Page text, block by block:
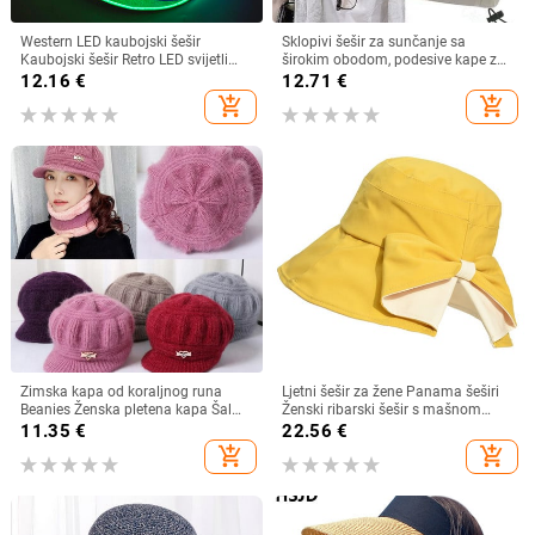
Western LED kaubojski šešir
Kaubojski šešir Retro LED svijetli
obod Jazz cilindar Svjetleći
mladenkin šešir Cosplay kostim
Kaubojsko odijelo za žene
12.16 €
add_shopping_cart
Sklopivi šešir za sunčanje sa
širokim obodom, podesive kape za
muškarce, žene, šeširi za plažu,
ljetni brzosušeći viziri, ribarska kapa
12.71 €
add_shopping_cart
Zimska kapa od koraljnog runa
Beanies Ženska pletena kapa Šal
Održava toplinu Vunena pletena
kapa Kapa sa šiltom Dvoslojne
zaštitne kape
11.35 €
add_shopping_cart
Ljetni šešir za žene Panama šeširi
Ženski ribarski šešir s mašnom
Trend ženski šeširi s kantom
Suncobran Prozračne kape za
sunce za žene
22.56 €
add_shopping_cart